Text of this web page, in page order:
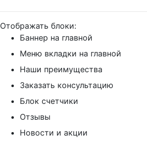
Отображать блоки:
Баннер на главной
Меню вкладки на главной
Наши преимущества
Заказать консультацию
Блок счетчики
Отзывы
Новости и акции